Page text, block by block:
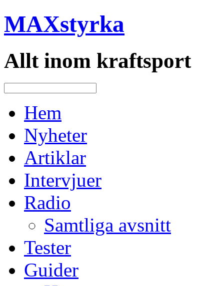
MAXstyrka
Allt inom kraftsport
Hem
Nyheter
Artiklar
Intervjuer
Radio
Samtliga avsnitt
Tester
Guider